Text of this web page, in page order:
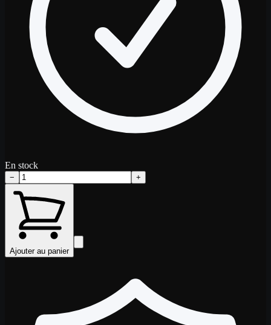
En stock
− +
Ajouter au panier